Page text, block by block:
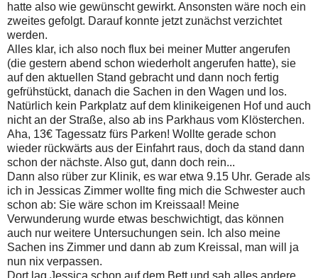
hatte also wie gewünscht gewirkt. Ansonsten wäre noch ein
zweites gefolgt. Darauf konnte jetzt zunächst verzichtet
werden.
Alles klar, ich also noch flux bei meiner Mutter angerufen
(die gestern abend schon wiederholt angerufen hatte), sie
auf den aktuellen Stand gebracht und dann noch fertig
gefrühstückt, danach die Sachen in den Wagen und los.
Natürlich kein Parkplatz auf dem klinikeigenen Hof und auch
nicht an der Straße, also ab ins Parkhaus vom Klösterchen.
Aha, 13€ Tagessatz fürs Parken! Wollte gerade schon
wieder rückwärts aus der Einfahrt raus, doch da stand dann
schon der nächste. Also gut, dann doch rein...
Dann also rüber zur Klinik, es war etwa 9.15 Uhr. Gerade als
ich in Jessicas Zimmer wollte fing mich die Schwester auch
schon ab: Sie wäre schon im Kreissaal! Meine
Verwunderung wurde etwas beschwichtigt, das können
auch nur weitere Untersuchungen sein. Ich also meine
Sachen ins Zimmer und dann ab zum Kreissal, man will ja
nun nix verpassen.